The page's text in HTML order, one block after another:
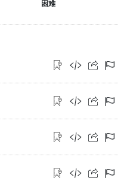
困难